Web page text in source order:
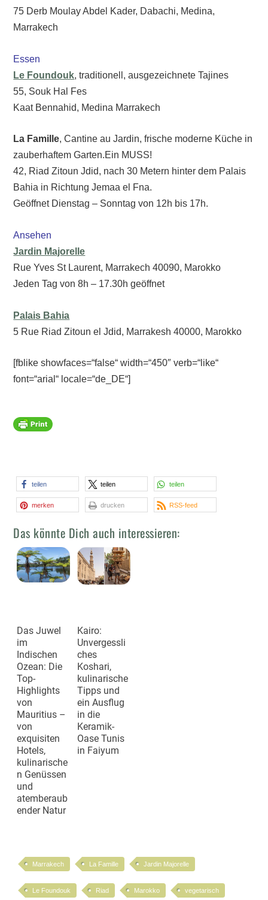
75 Derb Moulay Abdel Kader, Dabachi, Medina,
Marrakech
Essen
Le Foundouk, traditionell, ausgezeichnete Tajines
55, Souk Hal Fes
Kaat Bennahid, Medina Marrakech
La Famille, Cantine au Jardin, frische moderne Küche in
zauberhaftem Garten.Ein MUSS!
42, Riad Zitoun Jdid, nach 30 Metern hinter dem Palais
Bahia in Richtung Jemaa el Fna.
Geöffnet Dienstag – Sonntag von 12h bis 17h.
Ansehen
Jardin Majorelle
Rue Yves St Laurent, Marrakech 40090, Marokko
Jeden Tag von 8h – 17.30h geöffnet
Palais Bahia
5 Rue Riad Zitoun el Jdid, Marrakesh 40000, Marokko
[fblike showfaces=“false“ width=“450″ verb=“like“
font=“arial“ locale=“de_DE“]
teilen teilen teilen
merken drucken RSS-feed
Das könnte Dich auch interessieren:
Das Juwel
im
Indischen
Ozean: Die
Top-
Highlights
von
Mauritius –
von
exquisiten
Hotels,
kulinarische
n Genüssen
und
atemberaub
ender Natur
Kairo:
Unvergessli
ches
Koshari,
kulinarische
Tipps und
ein Ausflug
in die
Keramik-
Oase Tunis
in Faiyum
Marrakech La Famille Jardin Majorelle
Le Foundouk Riad Marokko vegetarisch